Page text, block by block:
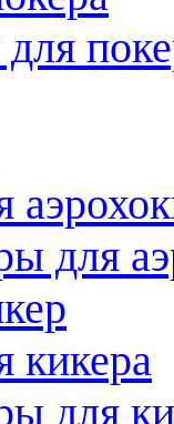
для
кикера
для